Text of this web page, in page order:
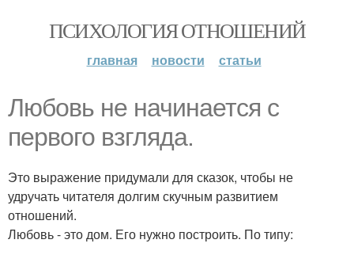
ПСИХОЛОГИЯ ОТНОШЕНИЙ
главная новости статьи
Любовь не начинается с
первого взгляда.
Это выражение придумали для сказок, чтобы не
удручать читателя долгим скучным развитием
отношений.
Любовь - это дом. Его нужно построить. По типу: